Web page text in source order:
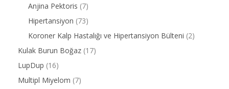
Anjina Pektoris (7)
Hipertansiyon (73)
Koroner Kalp Hastalığı ve Hipertansiyon Bülteni (2)
Kulak Burun Boğaz (17)
LupDup (16)
Multipl Miyelom (7)